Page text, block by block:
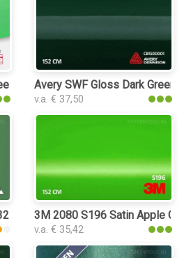
Gloss keukenfolie
Avery SWF Gloss Dark Green
v.a. € 37,50
keukenfolie
3M 2080 S196 Satin Apple
v.a. € 35,42